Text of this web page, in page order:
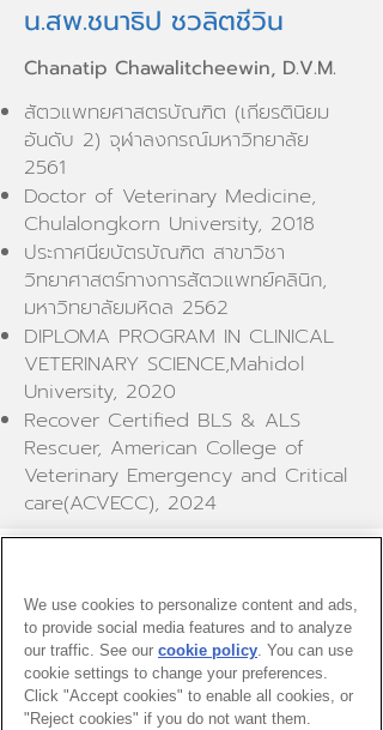
น.สพ.ชนาธิป ชวลิตชีวิน
Chanatip Chawalitcheewin, D.V.M.
สัตวแพทยศาสตรบัณฑิต (เกียรตินิยม
อันดับ 2) จุฬาลงกรณ์มหาวิทยาลัย
2561
Doctor of Veterinary Medicine,
Chulalongkorn University, 2018
ประกาศนียบัตรบัณฑิต สาขาวิชา
วิทยาศาสตร์ทางการสัตวแพทย์คลินิก,
มหาวิทยาลัยมหิดล 2562
DIPLOMA PROGRAM IN CLINICAL
VETERINARY SCIENCE,Mahidol
University, 2020
Recover Certified BLS & ALS
Rescuer, American College of
Veterinary Emergency and Critical
care(ACVECC), 2024
สาขาอารีย์
เฉพาะนัดหมายล่วงหน้า
**กรุณาสอบถามเพื่อยืนยันนัดหมายก่อนเข้า
พบ**
We use cookies to personalize content and ads,
to provide social media features and to analyze
our traffic. See our cookie policy(opens in a
new tab)
. You can use
cookie settings to change your preferences.
Click "Accept cookies" to enable all cookies, or
"Reject cookies" if you do not want them.